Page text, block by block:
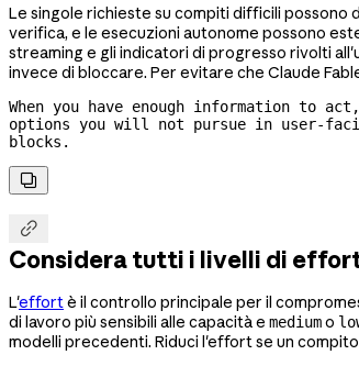
Le singole richieste su compiti difficili possono
verifica, e le esecuzioni autonome possono
streaming e gli indicatori di progresso rivolti
invece di bloccare. Per evitare che Claude
When you have enough information to
options you will not pursue in user-
blocks.


Considera tutti i livelli di
L'effortè il controllo principale per il
di lavoro più sensibili alle capacità e mediumo
modelli precedenti. Riduci l'effort se un